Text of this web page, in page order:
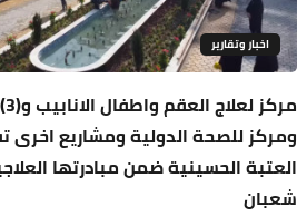
اخبار وتقارير
ومركز للصحة الدولية ومشاريع اخرى
العتبة الحسينية ضمن مبادرتها
شعبان